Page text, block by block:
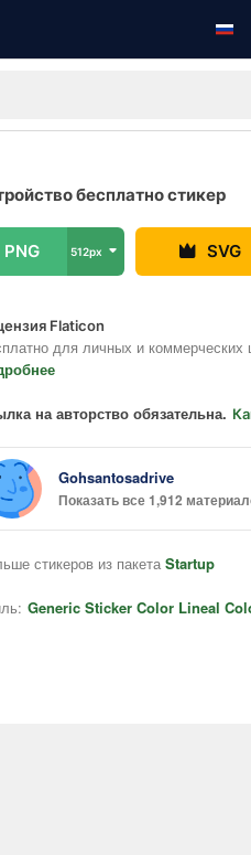
бесплатно стикер
PNG 512px SVG
Flaticon
для личных и коммерческих
на авторство обязательна.
Gohsantosadrive
Показать все 1,912
стикеров из пакета Startup
Generic Sticker Color Lineal